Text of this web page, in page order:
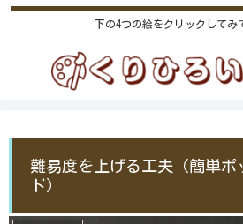
下の4つの絵をクリックしてみ
難易度を上げる工夫（簡単ポ
ド）